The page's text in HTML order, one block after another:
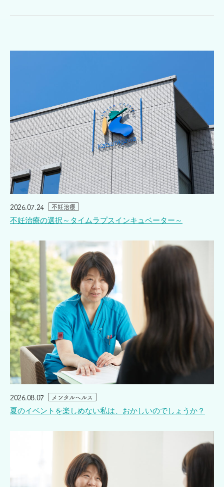
2026.07.24
不妊治療
不妊治療の選択～タイムラプスインキュベーター～
2026.08.07
メンタルヘルス
夏のイベントを楽しめない私は、おかしいのでしょうか？